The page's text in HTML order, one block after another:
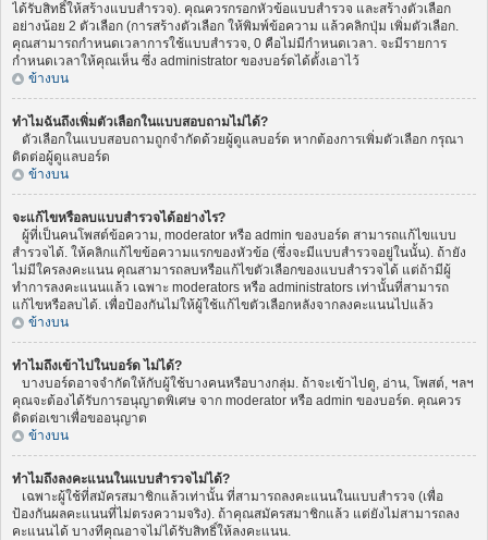
ได้รับสิทธิ์ให้สร้างแบบสำรวจ). คุณควรกรอกหัวข้อแบบสำรวจ และสร้างตัวเลือก
อย่างน้อย 2 ตัวเลือก (การสร้างตัวเลือก ให้พิมพ์ข้อความ แล้วคลิกปุ่ม เพิ่มตัวเลือก.
คุณสามารถกำหนดเวลาการใช้แบบสำรวจ, 0 คือไม่มีกำหนดเวลา. จะมีรายการ
กำหนดเวลาให้คุณเห็น ซึ่ง administrator ของบอร์ดได้ตั้งเอาไว้
ข้างบน
ทำไมฉันถึงเพิ่มตัวเลือกในแบบสอบถามไม่ได้?
ตัวเลือกในแบบสอบถามถูกจำกัดด้วยผู้ดูแลบอร์ด หากต้องการเพิ่มตัวเลือก กรุณา
ติดต่อผู้ดูแลบอร์ด
ข้างบน
จะแก้ไขหรือลบแบบสำรวจได้อย่างไร?
ผู้ที่เป็นคนโพสต์ข้อความ, moderator หรือ admin ของบอร์ด สามารถแก้ไขแบบ
สำรวจได้. ให้คลิกแก้ไขข้อความแรกของหัวข้อ (ซึ่งจะมีแบบสำรวจอยู่ในนั้น). ถ้ายัง
ไม่มีใครลงคะแนน คุณสามารถลบหรือแก้ไขตัวเลือกของแบบสำรวจได้ แต่ถ้ามีผู้
ทำการลงคะแนนแล้ว เฉพาะ moderators หรือ administrators เท่านั้นที่สามารถ
แก้ไขหรือลบได้. เพื่อป้องกันไม่ให้ผู้ใช้แก้ไขตัวเลือกหลังจากลงคะแนนไปแล้ว
ข้างบน
ทำไมถึงเข้าไปในบอร์ด ไม่ได้?
บางบอร์ดอาจจำกัดให้กับผู้ใช้บางคนหรือบางกลุ่ม. ถ้าจะเข้าไปดู, อ่าน, โพสต์, ฯลฯ
คุณจะต้องได้รับการอนุญาตพิเศษ จาก moderator หรือ admin ของบอร์ด. คุณควร
ติดต่อเขาเพื่อขออนุญาต
ข้างบน
ทำไมถึงลงคะแนนในแบบสำรวจไม่ได้?
เฉพาะผู้ใช้ที่สมัครสมาชิกแล้วเท่านั้น ที่สามารถลงคะแนนในแบบสำรวจ (เพื่อ
ป้องกันผลคะแนนที่ไม่ตรงความจริง). ถ้าคุณสมัครสมาชิกแล้ว แต่ยังไม่สามารถลง
คะแนนได้ บางทีคุณอาจไม่ได้รับสิทธิ์ให้ลงคะแนน.